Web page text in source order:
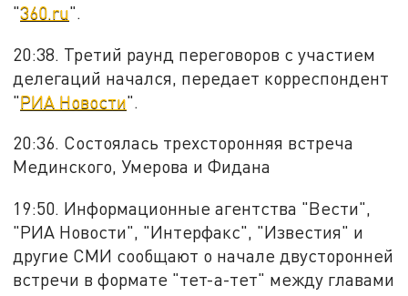
"360.ru".
20:38. Третий раунд переговоров с участием
делегаций начался, передает корреспондент
"РИА Новости".
20:36. Состоялась трехсторонняя встреча
Мединского, Умерова и Фидана
19:50. Информационные агентства "Вести",
"РИА Новости", "Интерфакс", "Известия" и
другие СМИ сообщают о начале двусторонней
встречи в формате "тет-а-тет" между главами